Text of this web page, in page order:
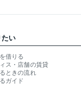
い
借りる
ス・店舗の賃貸
ときの流れ
ガイド